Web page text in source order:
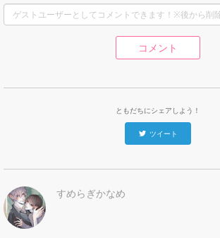
コメント
ともだちにシェアしよう！
ツイート
すめらぎかなめ